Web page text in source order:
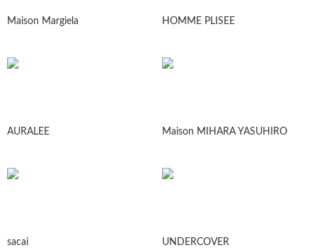
Maison Margiela HOMME PLISEE
AURALEE Maison MIHARA YASUHIRO
sacai UNDERCOVER